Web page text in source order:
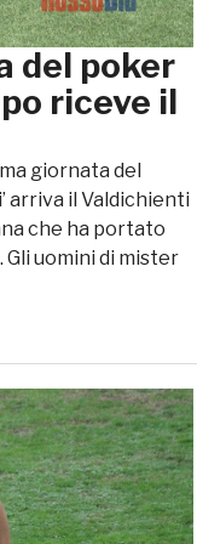
del poker
riceve il
giornata del
arriva il Valdichienti
che ha portato
uomini di mister